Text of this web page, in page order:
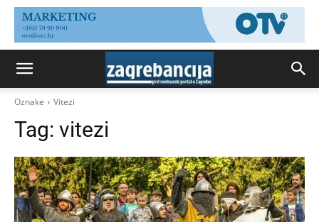
Oznake Vitezi
Tag: vitezi